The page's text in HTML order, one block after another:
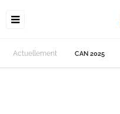
Actuellement CAN 2025